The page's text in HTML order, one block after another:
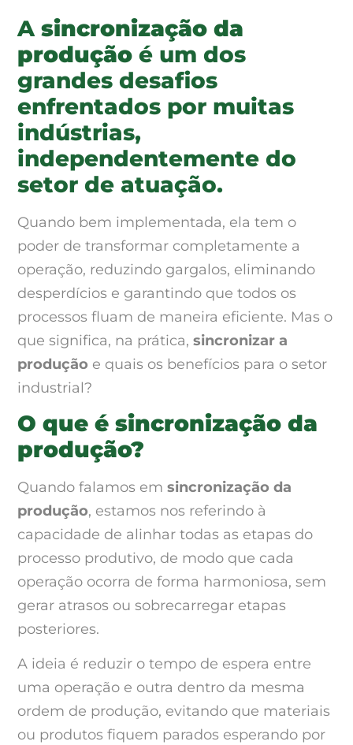
A sincronização da
produção é um dos
grandes desafios
enfrentados por muitas
indústrias,
independentemente do
setor de atuação.
Quando bem implementada, ela tem o
poder de transformar completamente a
operação, reduzindo gargalos, eliminando
desperdícios e garantindo que todos os
processos fluam de maneira eficiente. Mas o
que significa, na prática, sincronizar a
produção e quais os benefícios para o setor
industrial?
O que é sincronização da
produção?
Quando falamos em sincronização da
produção, estamos nos referindo à
capacidade de alinhar todas as etapas do
processo produtivo, de modo que cada
operação ocorra de forma harmoniosa, sem
gerar atrasos ou sobrecarregar etapas
posteriores.
A ideia é reduzir o tempo de espera entre
uma operação e outra dentro da mesma
ordem de produção, evitando que materiais
ou produtos fiquem parados esperando por